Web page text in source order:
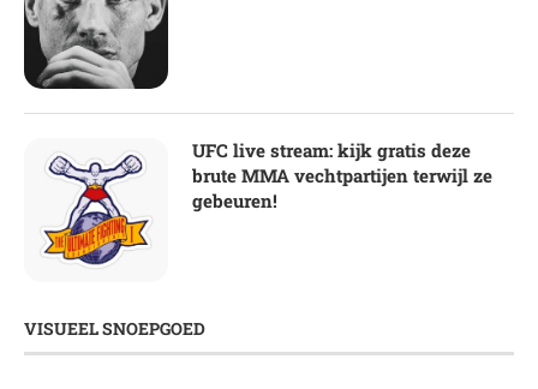
UFC live stream: kijk gratis deze
brute MMA vechtpartijen terwijl ze
gebeuren!
VISUEEL SNOEPGOED